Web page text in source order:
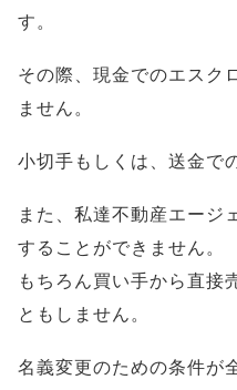
す。
その際、現金でのエスク
ません。
小切手もしくは、送金で
また、私達不動産エージ
することができません。
もちろん買い手から直接
ともしません。
名義変更のための条件が